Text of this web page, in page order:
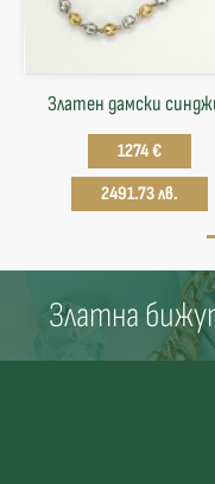
Златен дамски
1274 €
2491.73 лв.
Златна